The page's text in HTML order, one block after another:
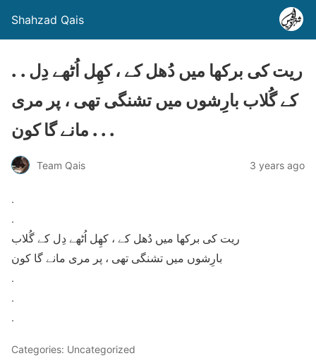
Shahzad Qais
. . ریت کی برکھا میں دُھل کے ، کھِل اُٹھے دِل
کے گُلاب بارِشوں میں تشنگی تھی ، پر مری
مانے گا کون . . .
Team Qais 3 years ago
.
.
ریت کی برکھا میں دُھل کے ، کھِل اُٹھے دِل کے گُلاب
بارِشوں میں تشنگی تھی ، پر مری مانے گا کون
.
.
.
Categories: Uncategorized